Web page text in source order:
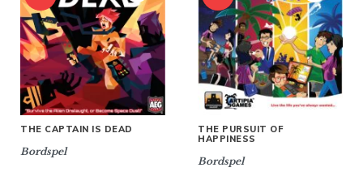
THE CAPTAIN IS DEAD
Bordspel
THE PURSUIT OF
HAPPINESS
Bordspel